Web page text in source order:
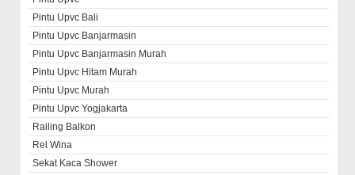
Pintu Upvc Bali
Pintu Upvc Banjarmasin
Pintu Upvc Banjarmasin Murah
Pintu Upvc Hitam Murah
Pintu Upvc Murah
Pintu Upvc Yogjakarta
Railing Balkon
Rel Wina
Sekat Kaca Shower